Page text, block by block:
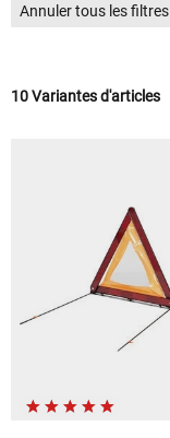
Annuler tous les filtres
10 Variantes d'articles